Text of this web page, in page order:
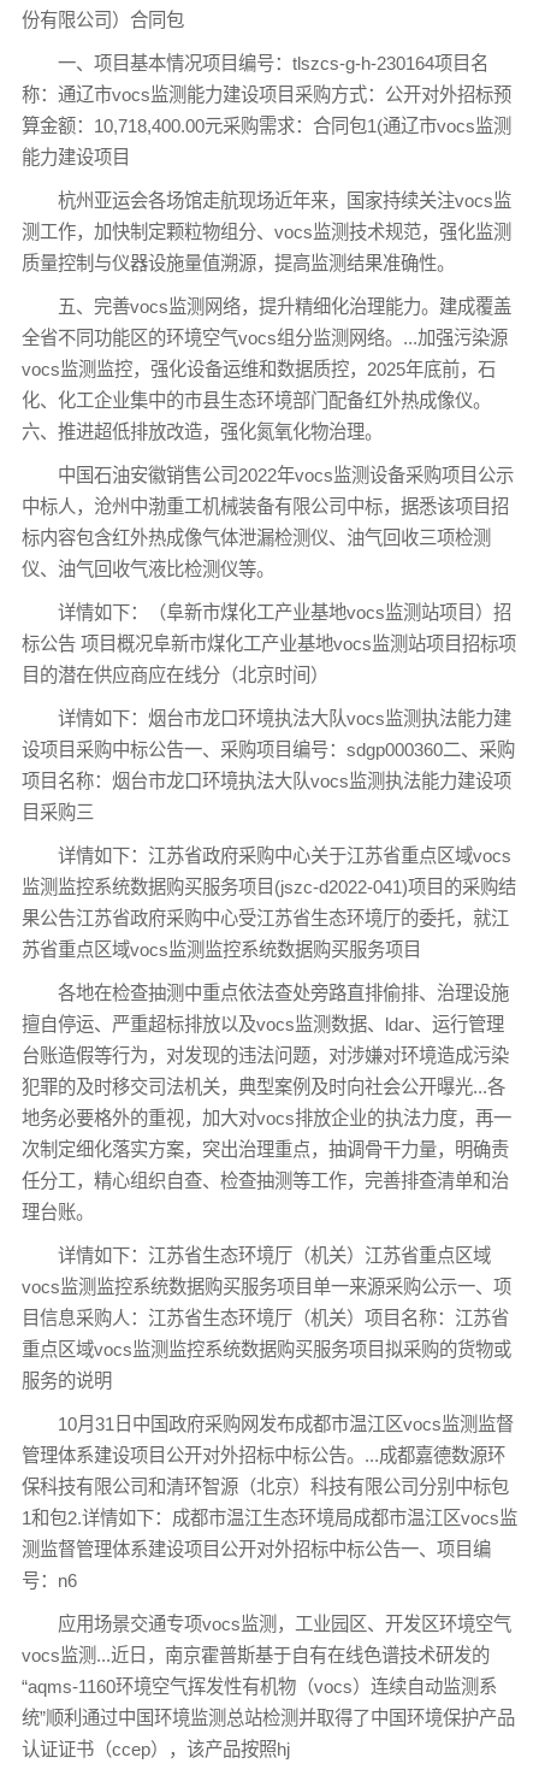
份有限公司）合同包
一、项目基本情况项目编号：tlszcs-g-h-230164项目名
称：通辽市vocs监测能力建设项目采购方式：公开对外招标预
算金额：10,718,400.00元采购需求：合同包1(通辽市vocs监测
能力建设项目
杭州亚运会各场馆走航现场近年来，国家持续关注vocs监
测工作，加快制定颗粒物组分、vocs监测技术规范，强化监测
质量控制与仪器设施量值溯源，提高监测结果准确性。
五、完善vocs监测网络，提升精细化治理能力。建成覆盖
全省不同功能区的环境空气vocs组分监测网络。...加强污染源
vocs监测监控，强化设备运维和数据质控，2025年底前，石
化、化工企业集中的市县生态环境部门配备红外热成像仪。
六、推进超低排放改造，强化氮氧化物治理。
中国石油安徽销售公司2022年vocs监测设备采购项目公示
中标人，沧州中渤重工机械装备有限公司中标，据悉该项目招
标内容包含红外热成像气体泄漏检测仪、油气回收三项检测
仪、油气回收气液比检测仪等。
详情如下：（阜新市煤化工产业基地vocs监测站项目）招
标公告 项目概况阜新市煤化工产业基地vocs监测站项目招标项
目的潜在供应商应在线分（北京时间）
详情如下：烟台市龙口环境执法大队vocs监测执法能力建
设项目采购中标公告一、采购项目编号：sdgp000360二、采购
项目名称：烟台市龙口环境执法大队vocs监测执法能力建设项
目采购三
详情如下：江苏省政府采购中心关于江苏省重点区域vocs
监测监控系统数据购买服务项目(jszc-d2022-041)项目的采购结
果公告江苏省政府采购中心受江苏省生态环境厅的委托，就江
苏省重点区域vocs监测监控系统数据购买服务项目
各地在检查抽测中重点依法查处旁路直排偷排、治理设施
擅自停运、严重超标排放以及vocs监测数据、ldar、运行管理
台账造假等行为，对发现的违法问题，对涉嫌对环境造成污染
犯罪的及时移交司法机关，典型案例及时向社会公开曝光...各
地务必要格外的重视，加大对vocs排放企业的执法力度，再一
次制定细化落实方案，突出治理重点，抽调骨干力量，明确责
任分工，精心组织自查、检查抽测等工作，完善排查清单和治
理台账。
详情如下：江苏省生态环境厅（机关）江苏省重点区域
vocs监测监控系统数据购买服务项目单一来源采购公示一、项
目信息采购人：江苏省生态环境厅（机关）项目名称：江苏省
重点区域vocs监测监控系统数据购买服务项目拟采购的货物或
服务的说明
10月31日中国政府采购网发布成都市温江区vocs监测监督
管理体系建设项目公开对外招标中标公告。...成都嘉德数源环
保科技有限公司和清环智源（北京）科技有限公司分别中标包
1和包2.详情如下：成都市温江生态环境局成都市温江区vocs监
测监督管理体系建设项目公开对外招标中标公告一、项目编
号：n6
应用场景交通专项vocs监测，工业园区、开发区环境空气
vocs监测...近日，南京霍普斯基于自有在线色谱技术研发的
“aqms-1160环境空气挥发性有机物（vocs）连续自动监测系
统”顺利通过中国环境监测总站检测并取得了中国环境保护产品
认证证书（ccep），该产品按照hj